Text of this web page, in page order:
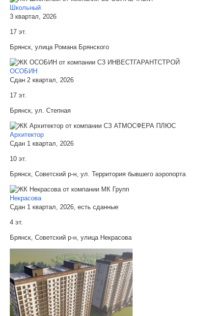
Школьный
3 квартал, 2026
17 эт.
Брянск, улица Романа Брянского
ОСОБИН
Сдан 2 квартал, 2026
17 эт.
Брянск, ул. Степная
Архитектор
Сдан 1 квартал, 2026
10 эт.
Брянск, Советский р-н, ул. Территория бывшего аэропорта
Некрасова
Сдан 1 квартал, 2026, есть сданные
4 эт.
Брянск, Советский р-н, улица Некрасова